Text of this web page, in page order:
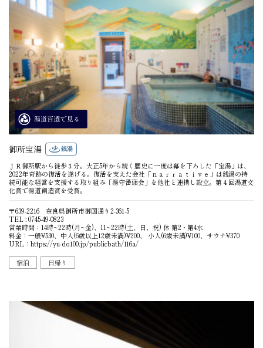
御所宝湯 銭湯
ＪＲ御所駅から徒歩３分。大正5年から続く歴史に一度は幕を下ろした「宝湯」は、
2022年奇跡の復活を遂げる。復活を支えた会社「ｎａｒｒａｔｉｖｅ」は銭湯の持
続可能な経営を支援する取り組み「湯守番頭会」を他社と連携し設立。第４回湯道文
化賞で湯道創造賞を受賞。
〒639-2216 奈良県御所市御国通り2-361-5
TEL : ‭0745-49-0823‬
営業時間：14時~22時(月~金)、11~22時(土、日、祝) 休 第2・第4水
料金：一般¥530、中人(6歳以上12歳未満)¥200、 小人(6歳未満)¥100、サウナ¥370
URL： https://yu-do100.jp/publicbath/116a/
宿泊
日帰り